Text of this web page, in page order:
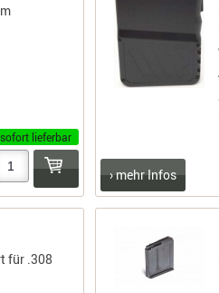
sofort lieferbar
› mehr Infos
für .308